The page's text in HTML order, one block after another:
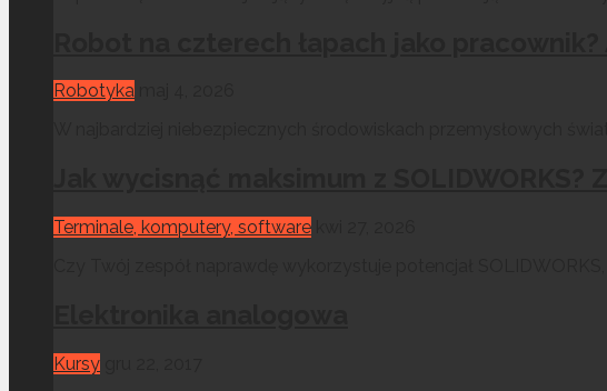
Robotyka
Terminale, komputery, software
Kursy